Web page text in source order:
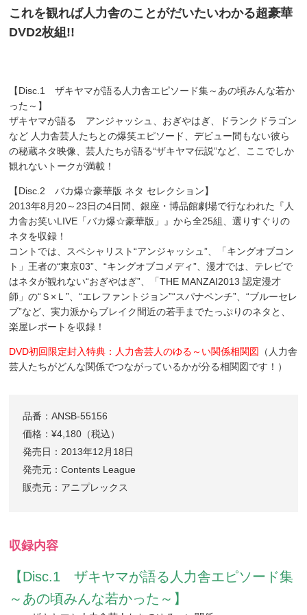
これを観れば人力舎のことがだいたいわかる超豪華
DVD2枚組!!
【Disc.1 ザキヤマが語る人力舎エピソード集～あの頃みんな若か
った～】
ザキヤマが語る アンジャッシュ、おぎやはぎ、ドランクドラゴン
など 人力舎芸人たちとの爆笑エピソード、デビュー間もない彼ら
の秘蔵ネタ映像、芸人たちが語る“ザキヤマ伝説”など、ここでしか
観れないトークが満載！
【Disc.2 バカ爆☆豪華版 ネタ セレクション】
2013年8月20～23日の4日間、銀座・博品館劇場で行なわれた『人
力舎お笑いLIVE「バカ爆☆豪華版」』から全25組、選りすぐりの
ネタを収録！
コントでは、スペシャリスト“アンジャッシュ”、「キングオブコン
ト」王者の“東京03”、“キングオブコメディ”、漫才では、テレビで
はネタが観れない“おぎやはぎ”、「THE MANZAI2013 認定漫才
師」の“Ｓ×Ｌ”、“エレファントジョン”“スパナペンチ”、“ブルーセレ
ブ”など、実力派からブレイク間近の若手までたっぷりのネタと、
楽屋レポートを収録！
DVD初回限定封入特典：人力舎芸人のゆる～い関係相関図
（人力舎
芸人たちがどんな関係でつながっているかが分る相関図です！）
品番：ANSB-55156
価格：¥4,180（税込）
発売日：2013年12月18日
発売元：Contents League
販売元：アニプレックス
収録内容
【Disc.1 ザキヤマが語る人力舎エピソード集
～あの頃みんな若かった～】